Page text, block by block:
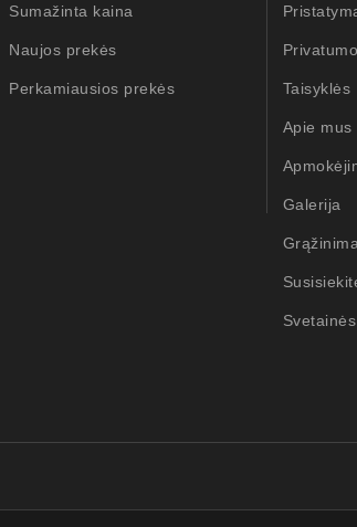
Sumažinta kaina
Naujos prekės
Perkamiausios prekės Taisyklės
Apie mus
Galerija